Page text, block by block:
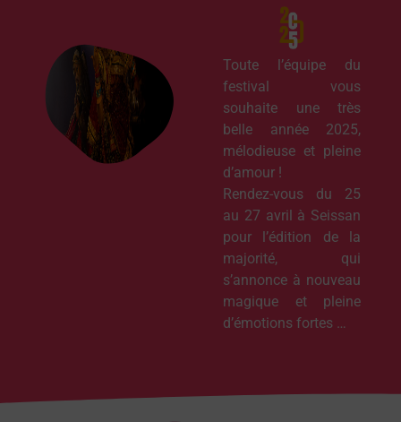
Toute l’équipe du
festival vous
souhaite une très
belle année 2025,
mélodieuse et pleine
d’amour !
Rendez-vous du 25
au 27 avril à Seissan
pour l’édition de la
majorité, qui
s’annonce à nouveau
magique et pleine
d’émotions fortes …